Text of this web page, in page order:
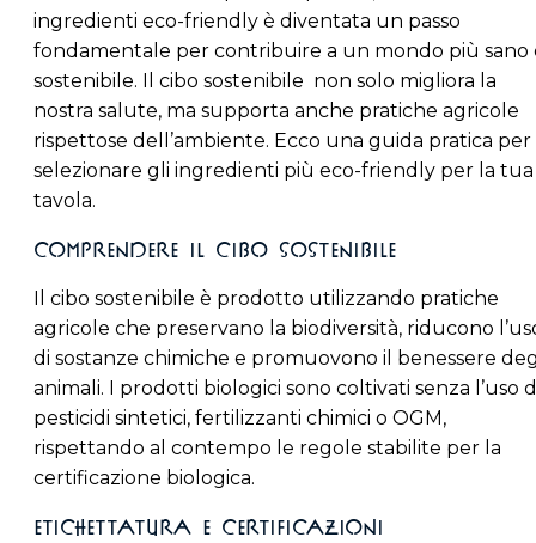
ingredienti eco-friendly è diventata un passo
fondamentale per contribuire a un mondo più sano
sostenibile. Il cibo sostenibile non solo migliora la
nostra salute, ma supporta anche pratiche agricole
rispettose dell’ambiente. Ecco una guida pratica per
selezionare gli ingredienti più eco-friendly per la tua
tavola.
Comprendere il Cibo Sostenibile
Il cibo sostenibile è prodotto utilizzando pratiche
agricole che preservano la biodiversità, riducono
di sostanze chimiche e promuovono il benessere
animali. I prodotti biologici sono coltivati senza l’uso
pesticidi sintetici, fertilizzanti chimici o OGM,
rispettando al contempo le regole stabilite per la
certificazione biologica.
Etichettatura e Certificazioni